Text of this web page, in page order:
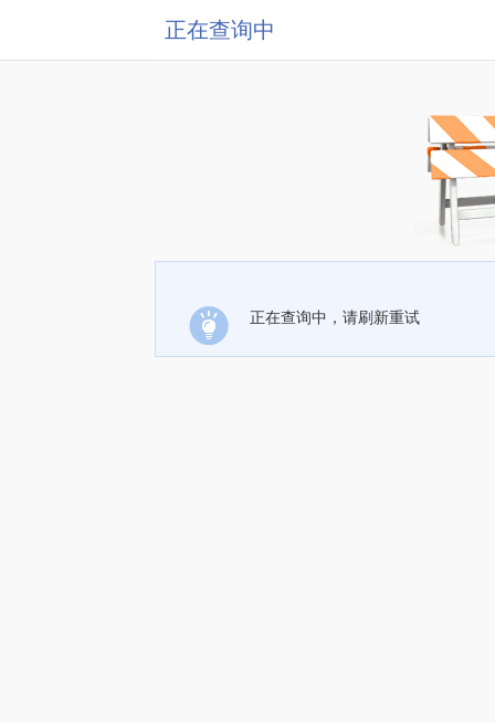
正在查询中
正在查询中，请刷新重试